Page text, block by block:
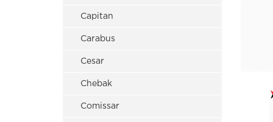
Capitan
Carabus
Cesar
Chebak
Comissar